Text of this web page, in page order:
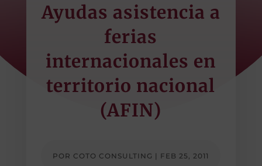
Ayudas asistencia a
ferias
internacionales en
territorio nacional
(AFIN)
POR COTO CONSULTING | FEB 25, 2011